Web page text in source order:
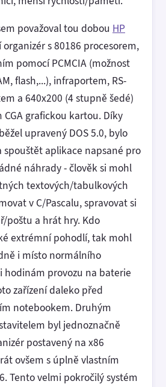
považoval tou dobou HP
s 80186 procesorem,
pomocí PCMCIA (možnost
flash,...), infraportem, RS-
a 640x200 (4 stupně šedé)
grafickou kartou. Díky
upravený DOS 5.0, bylo
spouštět aplikace napsané pro
náhrady - člověk si mohl
textových/tabulkových
v C/Pascalu, spravovat si
poštu a hrát hry. Kdo
extrémní pohodlí, tak mohl
i místo normálního
hodinám provozu na baterie
zařízení daleko před
notebookem. Druhým
byl jednoznačně
postavený na x86
ovšem s úplně vlastním
Tento velmi pokročilý systém